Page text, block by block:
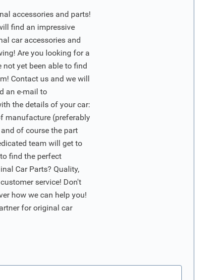
accessories and parts!
find an impressive
car accessories and
Are you looking for a
yet been able to find
Contact us and we will
an e-mail to
the details of your car:
manufacture (preferably
of course the part
team will get to
find the perfect
Car Parts? Quality,
service! Don't
how we can help you!
for original car